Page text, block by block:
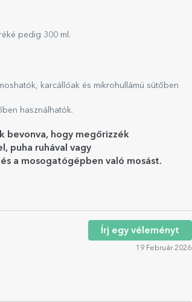
pedig 300 ml.
karcállóak és mikrohullámú sütőben
használhatók.
bevonva, hogy megőrizzék
puha ruhával vagy
a mosogatógépben való mosást.
Írj egy véleményt
19 Február 2026